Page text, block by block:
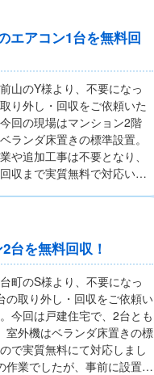
エアコン1台を無料回
山のY様より、不要になっ
り外し・回収をご依頼いた
回の現場はマンション2階
ランダ床置きの標準設置。
や追加工事は不要となり、
収まで実質無料で対応いた
台を無料回収！
町のS様より、不要になっ
の取り外し・回収をご依頼い
今回は戸建住宅で、2台とも
室外機はベランダ床置きの標
で実質無料にて対応しまし
作業でしたが、事前に設置状